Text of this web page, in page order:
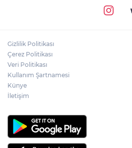
Gizlilik Politikası
Çerez Politikası
Veri Politikası
Kullanım Şartnamesi
Künye
İletişim